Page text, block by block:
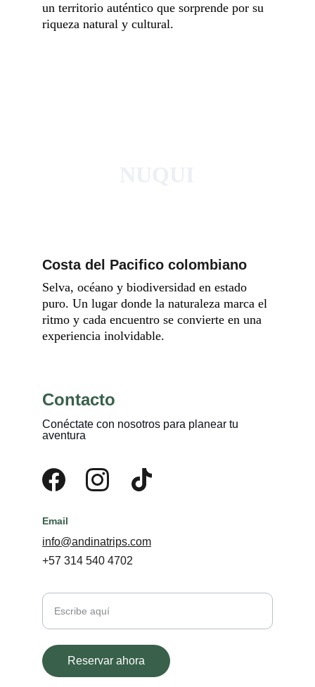
un territorio auténtico que sorprende por su
riqueza natural y cultural.
Costa del Pacifico colombiano
Selva, océano y biodiversidad en estado
puro. Un lugar donde la naturaleza marca el
ritmo y cada encuentro se convierte en una
experiencia inolvidable.
Contacto
Conéctate con nosotros para planear tu
aventura
Email
Teléfono
info@andinatrips.com
+57 314 540 4702
Reservar ahora